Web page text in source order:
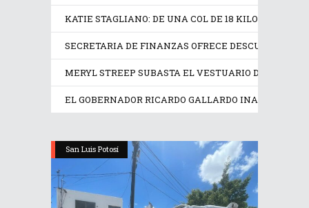
KATIE STAGLIANO: DE UNA COL DE 18 KILOS A UNA
SECRETARIA DE FINANZAS OFRECE DESCUENTOS
MERYL STREEP SUBASTA EL VESTUARIO DE ‘EL
EL GOBERNADOR RICARDO GALLARDO INAUGURA
San Luis Potosí